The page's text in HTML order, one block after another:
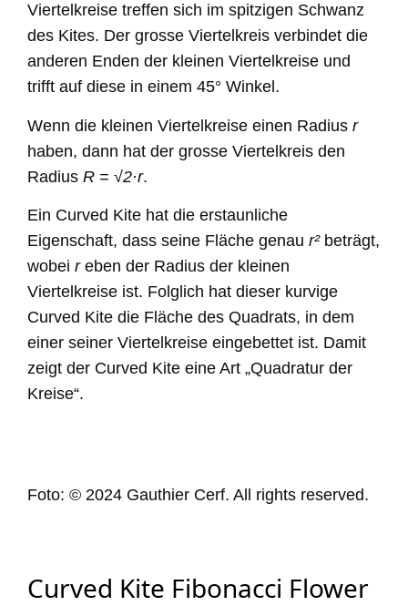
Viertelkreise treffen sich im spitzigen Schwanz
des Kites. Der grosse Viertelkreis verbindet die
anderen Enden der kleinen Viertelkreise und
trifft auf diese in einem 45° Winkel .
Wenn die kleinen Viertelkreise einen Radius r
haben, dann hat der grosse Viertelkreis den
Radius R = √2·r.
Ein Curved Kite hat die erstaunliche
Eigenschaft, dass seine Fläche genau r²beträgt,
wobei reben der Radius der kleinen
Viertelkreise ist. Folglich hat dieser kurvige
Curved Kite die Fläche des Quadrats, in dem
einer seiner Viertelkreise eingebettet ist. Damit
zeigt der Curved Kite eine Art „Quadratur der
Kreise“.
Foto: © 2024 Gauthier Cerf. All rights reserved.
Curved Kite Fibonacci Flower